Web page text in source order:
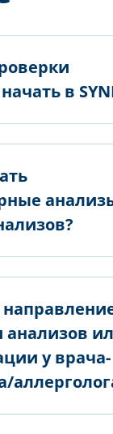
в
анализов
у врача-